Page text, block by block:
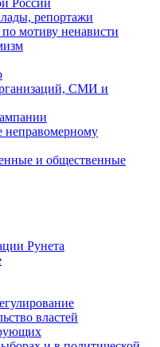
России
репортажи
мотиву ненависти
СМИ и
неправомерному
и общественные
Рунета
властей